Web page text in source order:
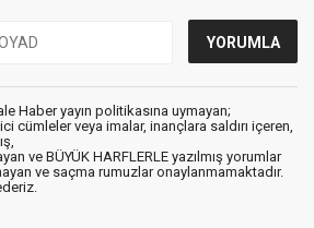
Haber yayın politikasına uymayan;
cümleler veya imalar, inançlara saldırı içeren,
ve BÜYÜK HARFLERLE yazılmış yorumlar
ve saçma rumuzlar onaylanmamaktadır.